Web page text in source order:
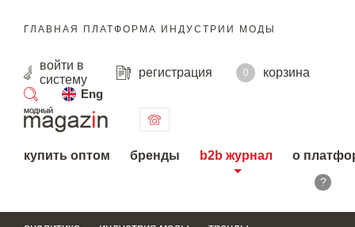
ГЛАВНАЯ ПЛАТФОРМА ИНДУСТРИИ МОДЫ
войти в
систему
регистрация 0
корзина
Eng
поиск
купить оптом бренды b2b журнал о
?